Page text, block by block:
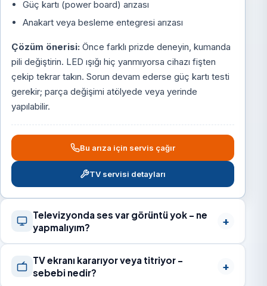
Güç kartı (power board) arızası
Anakart veya besleme entegresi arızası
Çözüm önerisi: Önce farklı prizde deneyin, kumanda
pili değiştirin. LED ışığı hiç yanmıyorsa cihazı fişten
çekip tekrar takın. Sorun devam ederse güç kartı testi
gerekir; parça değişimi atölyede veya yerinde
yapılabilir.
Bu arıza için servis çağır
TV servisi detayları
Televizyonda ses var görüntü yok – ne
yapmalıyım?
TV ekranı kararıyor veya titriyor –
sebebi nedir?